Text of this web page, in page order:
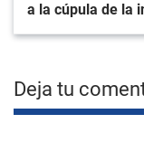
a la cúpula de la
Deja tu